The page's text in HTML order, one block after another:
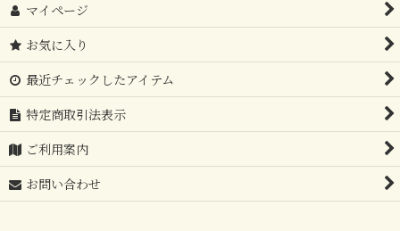
マイページ
お気に入り
最近チェックしたアイテム
特定商取引法表示
ご利用案内
お問い合わせ